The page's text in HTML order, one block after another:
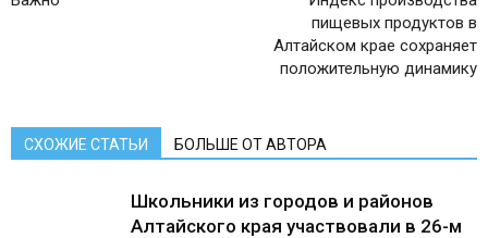
пищевых продуктов в
Алтайском крае сохраняет
положительную динамику
СХОЖИЕ СТАТЬИ БОЛЬШЕ ОТ АВТОРА
Школьники из городов и районов
Алтайского края участвовали в 26-м